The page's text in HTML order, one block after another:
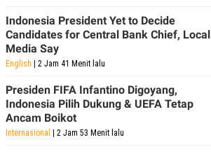
Indonesia President Yet to Decide
Candidates for Central Bank Chief, Local
Media Say
English | 2 Jam 41 Menit lalu
Presiden FIFA Infantino Digoyang,
Indonesia Pilih Dukung & UEFA Tetap
Ancam Boikot
Internasional | 2 Jam 53 Menit lalu